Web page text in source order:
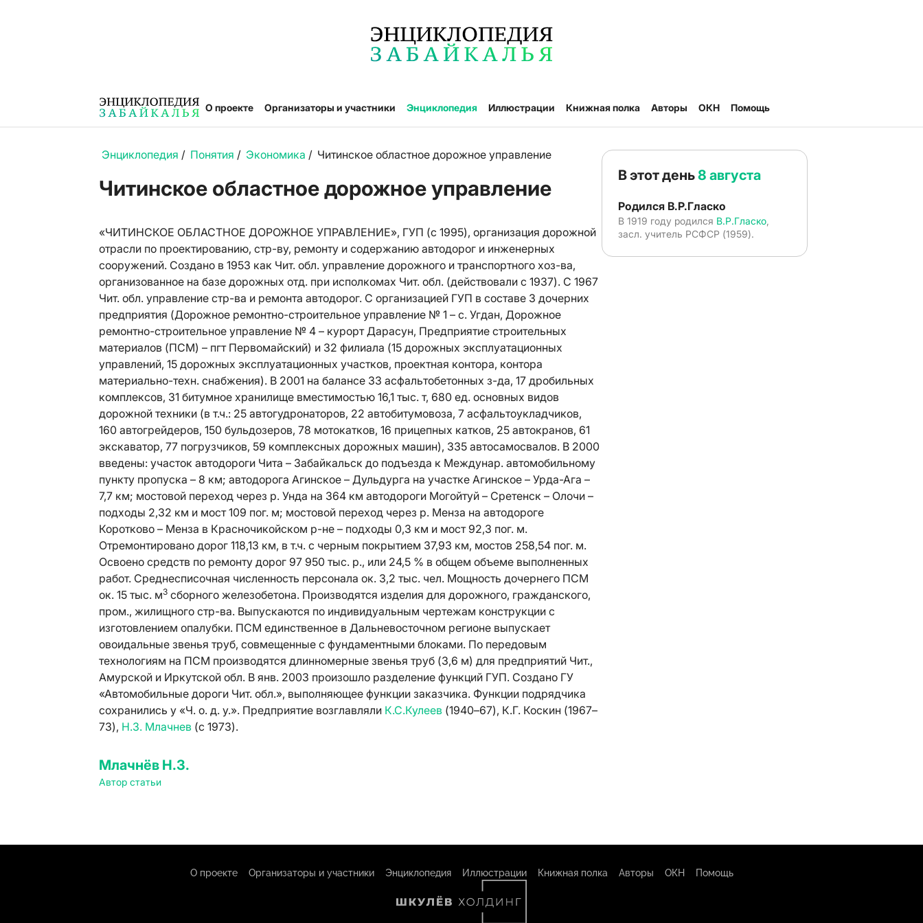
О проекте Организаторы и участники Энциклопедия Иллюстрации Книжная полка Авторы ОКН Помощь
Энциклопедия / Понятия / Экономика / Читинское областное дорожное управление
Читинское областное дорожное управление
«ЧИТИНСКОЕ ОБЛАСТНОЕ ДОРОЖНОЕ УПРАВЛЕНИЕ», ГУП (с 1995), организация дорожной
отрасли по проектированию, стр-ву, ремонту и содержанию автодорог и инженерных
сооружений. Создано в 1953 как Чит. обл. управление дорожного и транспортного хоз-ва,
организованное на базе дорожных отд. при исполкомах Чит. обл. (действовали с 1937). С 1967
Чит. обл. управление стр-ва и ремонта автодорог. С организацией ГУП в составе 3 дочерних
предприятия (Дорожное ремонтно-строительное управление № 1 – с. Угдан, Дорожное
ремонтно-строительное управление № 4 – курорт Дарасун, Предприятие строительных
материалов (ПСМ) – пгт Первомайский) и 32 филиала (15 дорожных эксплуатационных
управлений, 15 дорожных эксплуатационных участков, проектная контора, контора
материально-техн. снабжения). В 2001 на балансе 33 асфальтобетонных з-да, 17 дробильных
комплексов, 31 битумное хранилище вместимостью 16,1 тыс. т, 680 ед. основных видов
дорожной техники (в т.ч.: 25 автогудронаторов, 22 автобитумовоза, 7 асфальтоукладчиков,
160 автогрейдеров, 150 бульдозеров, 78 мотокатков, 16 прицепных катков, 25 автокранов, 61
экскаватор, 77 погрузчиков, 59 комплексных дорожных машин), 335 автосамосвалов. В 2000
введены: участок автодороги Чита – Забайкальск до подъезда к Междунар. автомобильному
пункту пропуска – 8 км; автодорога Агинское – Дульдурга на участке Агинское – Урда-Ага –
7,7 км; мостовой переход через р. Унда на 364 км автодороги Могойтуй – Сретенск – Олочи –
подходы 2,32 км и мост 109 пог. м; мостовой переход через р. Менза на автодороге
Коротково – Менза в Красночикойском р-не – подходы 0,3 км и мост 92,3 пог. м.
Отремонтировано дорог 118,13 км, в т.ч. с черным покрытием 37,93 км, мостов 258,54 пог. м.
Освоено средств по ремонту дорог 97 950 тыс. р., или 24,5 % в общем объеме выполненных
работ. Среднесписочная численность персонала ок. 3,2 тыс. чел. Мощность дочернего ПСМ
ок. 15 тыс. м3 сборного железобетона. Производятся изделия для дорожного, гражданского,
пром., жилищного стр-ва. Выпускаются по индивидуальным чертежам конструкции с
изготовлением опалубки. ПСМ единственное в Дальневосточном регионе выпускает
овоидальные звенья труб, совмещенные с фундаментными блоками. По передовым
технологиям на ПСМ производятся длинномерные звенья труб (3,6 м) для предприятий Чит.,
Амурской и Иркутской обл. В янв. 2003 произошло разделение функций ГУП. Создано ГУ
«Автомобильные дороги Чит. обл.», выполняющее функции заказчика. Функции подрядчика
сохранились у «Ч. о. д. у.». Предприятие возглавляли К.С.Кулеев (1940–67), К.Г. Коскин (1967–
73), Н.З. Млачнев (с 1973).
Млачнёв Н.З.
Автор статьи
В этот день8 августа
Родился В.Р.Гласко
В 1919 году родился В.Р.Гласко
засл. учитель РСФСР (1959).
О проекте Организаторы и участники Энциклопедия Иллюстрации Книжная полка Авторы ОКН Помощь